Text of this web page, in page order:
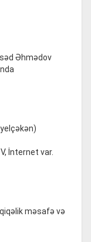
Əhmədov
İnternet var.
məsafə və